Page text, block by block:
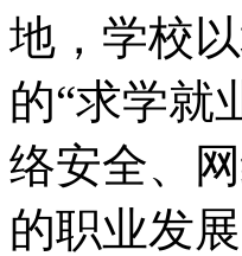
地，学校
的“求学就
络安全、
的职业发展